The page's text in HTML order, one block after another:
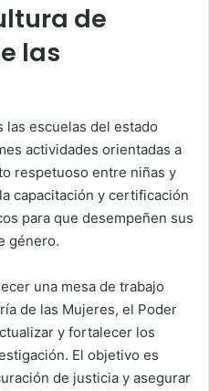
de
las
las escuelas del estado
actividades orientadas a
respetuoso entre niñas y
capacitación y certificación
para que desempeñen sus
género.
una mesa de trabajo
de las Mujeres, el Poder
y fortalecer los
El objetivo es
de justicia y asegurar